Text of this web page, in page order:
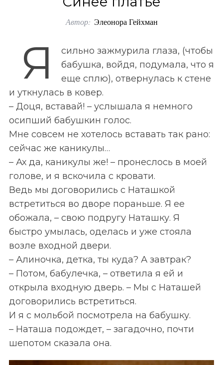
Автор: Элеонора Гейхман
Я
сильно зажмурила глаза, (чтобы
бабушка, войдя, подумала, что я
еще сплю), отвернулась к стене
и уткнулась в ковер.
– Доця, вставай! – услышала я немного
осипший бабушкин голос.
Мне совсем не хотелось вставать так рано:
сейчас же каникулы…
– Ах да, каникулы же! – пронеслось в моей
голове, и я вскочила с кровати.
Ведь мы договорились с Наташкой
встретиться во дворе пораньше. Я ее
обожала, – свою подругу Наташку. Я
быстро умылась, оделась и уже стояла
возле входной двери.
– Алиночка, детка, ты куда? А завтрак?
– Потом, бабулечка, – ответила я ей и
открыла входную дверь. – Мы с Наташей
договорились встретиться.
И я с мольбой посмотрела на бабушку.
– Наташа подождет, – загадочно, почти
шепотом сказала она.